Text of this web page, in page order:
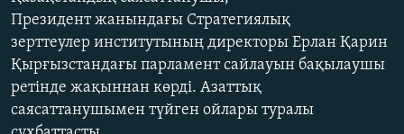
ЖАЗЫЛЫҢЫЗ
Басқа тілдерде
Президент жанындағы Стратегиялық
зерттеулер институтының директоры Ерлан Қарин
Қырғызстандағы парламент сайлауын бақылаушы
ретінде жақыннан көрді. Азаттық
саясаттанушымен түйген ойлары туралы